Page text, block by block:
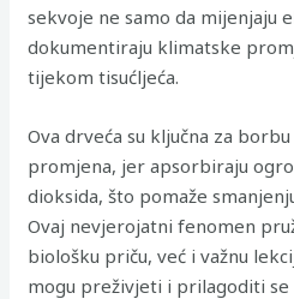
sekvoje ne samo da mijenjaju
dokumentiraju klimatske
tijekom tisućljeća.
Ova drveća su ključna za
promjena, jer apsorbiraju
dioksida, što pomaže
Ovaj nevjerojatni fenomen
biološku priču, već i važnu
mogu preživjeti i prilagoditi se